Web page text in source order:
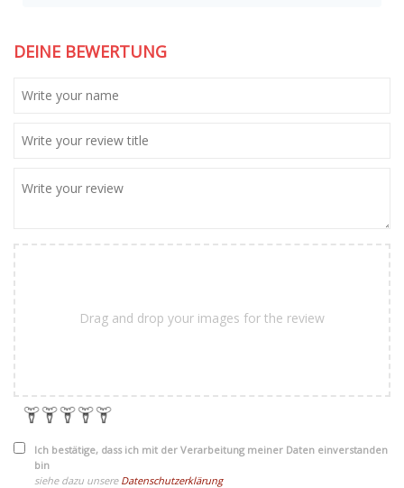
DEINE BEWERTUNG
Drag and drop your images for the review
Ich bestätige, dass ich mit der Verarbeitung meiner Daten einverstanden
bin
siehe dazu unsere Datenschutzerklärung